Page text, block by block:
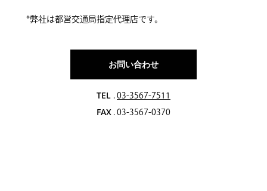
*弊社は都営交通局指定代理店です。
お問い合わせ
TEL . 03-3567-7511
FAX . 03-3567-0370